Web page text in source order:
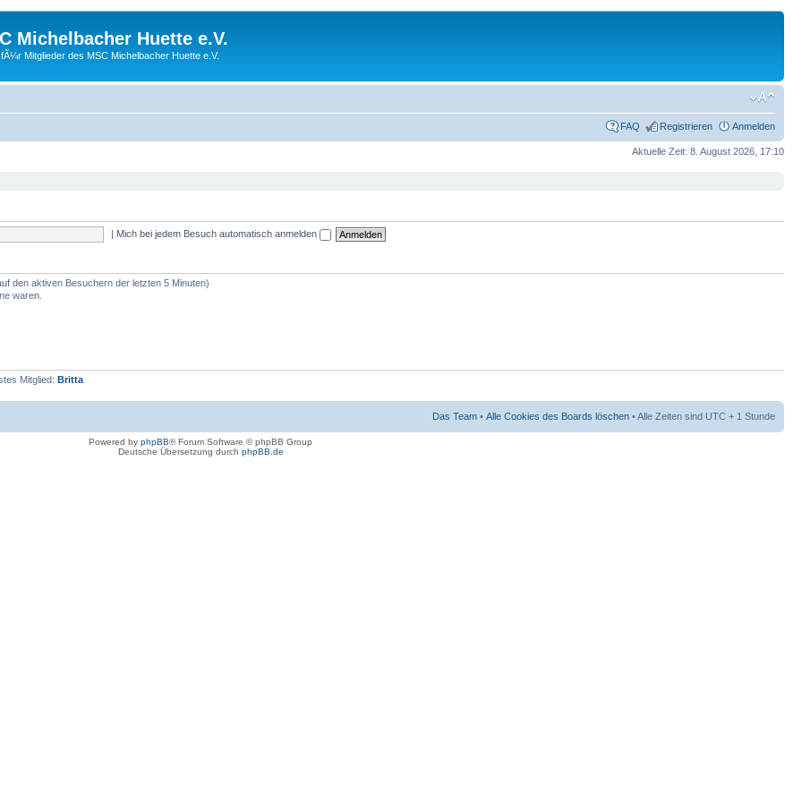
Michelbacher Huette e.V.
Mitglieder des MSC Michelbacher Huette e.V.
FAQ Registrieren Anmelden
Aktuelle Zeit: 8. August 2026, 17:10
| Mich bei jedem Besuch automatisch anmelden
den aktiven Besuchern der letzten 5 Minuten)
waren.
Mitglied: Britta
Das Team • Alle Cookies des Boards löschen • Alle Zeiten sind UTC + 1 Stunde
Powered by phpBB® Forum Software © phpBB Group
Deutsche Übersetzung durch phpBB.de